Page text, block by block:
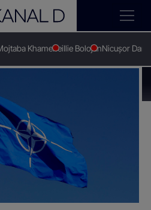
KhameneiIlie BolojanNicușor Dan
NATO trimite noi ajutoare Ucrainei
ajutoare Ucrainei